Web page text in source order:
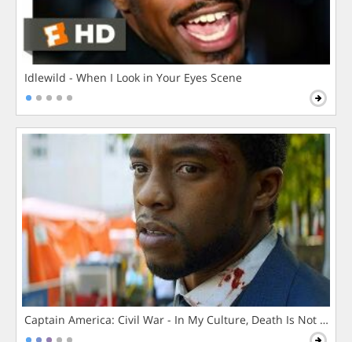
Idlewild - When I Look in Your Eyes Scene
Captain America: Civil War - In My Culture, Death Is Not The